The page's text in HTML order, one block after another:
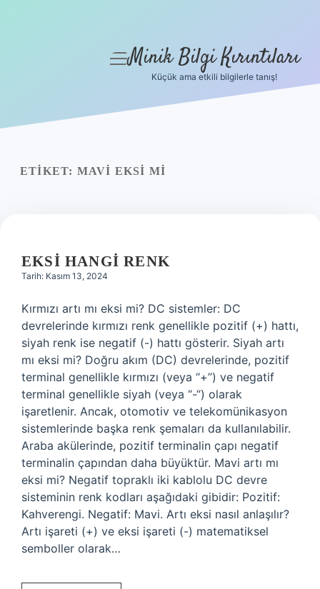
Yasal Uyarı
menüyü
Minik Bilgi Kırıntıları
Küçük ama etkili bilgilerle tanış!
ETIKET: MAVI EKSI MI
EKSI HANGI RENK
Tarih: Kasım 13, 2024
Kırmızı artı mı eksi mi? DC sistemler: DC
devrelerinde kırmızı renk genellikle pozitif (+) hattı,
siyah renk ise negatif (-) hattı gösterir. Siyah artı
mı eksi mi? Doğru akım (DC) devrelerinde, pozitif
terminal genellikle kırmızı (veya “+”) ve negatif
terminal genellikle siyah (veya “-“) olarak
işaretlenir. Ancak, otomotiv ve telekomünikasyon
sistemlerinde başka renk şemaları da kullanılabilir.
Araba akülerinde, pozitif terminalin çapı negatif
terminalin çapından daha büyüktür. Mavi artı mı
eksi mi? Negatif topraklı iki kablolu DC devre
sisteminin renk kodları aşağıdaki gibidir: Pozitif:
Kahverengi. Negatif: Mavi. Artı eksi nasıl anlaşılır?
Artı işareti (+) ve eksi işareti (-) matematiksel
semboller olarak…